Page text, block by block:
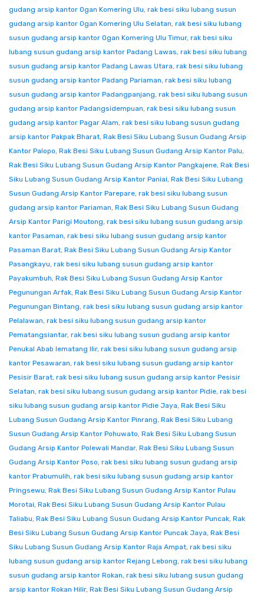
gudang arsip kantor Ogan Komering Ulu, rak besi siku lubang susun
gudang arsip kantor Ogan Komering Ulu Selatan, rak besi siku lubang
susun gudang arsip kantor Ogan Komering Ulu Timur, rak besi siku
lubang susun gudang arsip kantor Padang Lawas, rak besi siku lubang
susun gudang arsip kantor Padang Lawas Utara, rak besi siku lubang
susun gudang arsip kantor Padang Pariaman, rak besi siku lubang
susun gudang arsip kantor Padangpanjang, rak besi siku lubang susun
gudang arsip kantor Padangsidempuan, rak besi siku lubang susun
gudang arsip kantor Pagar Alam, rak besi siku lubang susun gudang
arsip kantor Pakpak Bharat, Rak Besi Siku Lubang Susun Gudang Arsip
Kantor Palopo, Rak Besi Siku Lubang Susun Gudang Arsip Kantor Palu,
Rak Besi Siku Lubang Susun Gudang Arsip Kantor Pangkajene, Rak Besi
Siku Lubang Susun Gudang Arsip Kantor Paniai, Rak Besi Siku Lubang
Susun Gudang Arsip Kantor Parepare, rak besi siku lubang susun
gudang arsip kantor Pariaman, Rak Besi Siku Lubang Susun Gudang
Arsip Kantor Parigi Moutong, rak besi siku lubang susun gudang arsip
kantor Pasaman, rak besi siku lubang susun gudang arsip kantor
Pasaman Barat, Rak Besi Siku Lubang Susun Gudang Arsip Kantor
Pasangkayu, rak besi siku lubang susun gudang arsip kantor
Payakumbuh, Rak Besi Siku Lubang Susun Gudang Arsip Kantor
Pegunungan Arfak, Rak Besi Siku Lubang Susun Gudang Arsip Kantor
Pegunungan Bintang, rak besi siku lubang susun gudang arsip kantor
Pelalawan, rak besi siku lubang susun gudang arsip kantor
Pematangsiantar, rak besi siku lubang susun gudang arsip kantor
Penukal Abab lematang Ilir, rak besi siku lubang susun gudang arsip
kantor Pesawaran, rak besi siku lubang susun gudang arsip kantor
Pesisir Barat, rak besi siku lubang susun gudang arsip kantor Pesisir
Selatan, rak besi siku lubang susun gudang arsip kantor Pidie, rak besi
siku lubang susun gudang arsip kantor Pidie Jaya, Rak Besi Siku
Lubang Susun Gudang Arsip Kantor Pinrang, Rak Besi Siku Lubang
Susun Gudang Arsip Kantor Pohuwato, Rak Besi Siku Lubang Susun
Gudang Arsip Kantor Polewali Mandar, Rak Besi Siku Lubang Susun
Gudang Arsip Kantor Poso, rak besi siku lubang susun gudang arsip
kantor Prabumulih, rak besi siku lubang susun gudang arsip kantor
Pringsewu, Rak Besi Siku Lubang Susun Gudang Arsip Kantor Pulau
Morotai, Rak Besi Siku Lubang Susun Gudang Arsip Kantor Pulau
Taliabu, Rak Besi Siku Lubang Susun Gudang Arsip Kantor Puncak, Rak
Besi Siku Lubang Susun Gudang Arsip Kantor Puncak Jaya, Rak Besi
Siku Lubang Susun Gudang Arsip Kantor Raja Ampat, rak besi siku
lubang susun gudang arsip kantor Rejang Lebong, rak besi siku lubang
susun gudang arsip kantor Rokan, rak besi siku lubang susun gudang
arsip kantor Rokan Hilir, Rak Besi Siku Lubang Susun Gudang Arsip